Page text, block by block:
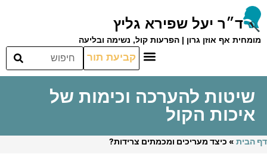
ד״ר יעל שפירא גליץ
מומחית אף אוזן גרון | הפרעות קול, נשימה ובליעה
קביעת תור
שיטות להערכה וכימות של
איכות הקול
דף הבית » כיצד מעריכים ומכמתים צרידות?